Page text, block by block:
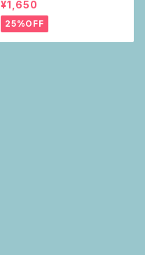
¥1,650
25%OFF